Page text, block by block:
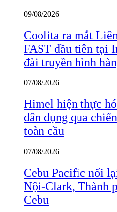
09/08/2026
Coolita ra mắt
FAST đầu tiên tại
đài truyền hình
07/08/2026
Himel hiện thực
dân dụng qua
toàn cầu
07/08/2026
Cebu Pacific nối
Nội-Clark, Thành
Cebu